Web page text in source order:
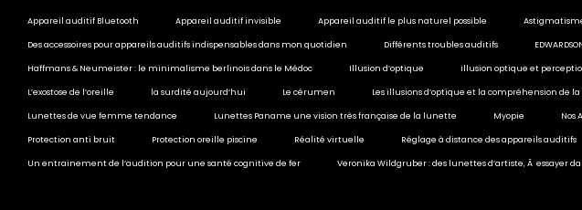
Appareil auditif Bluetooth Appareil auditif invisible Appareil auditif le plus naturel possible
Des accessoires pour appareils auditifs indispensables dans mon quotidien Différents troubles auditifs
Haffmans & Neumeister : le minimalisme berlinois dans le Médoc Illusion d’optique illusion optique et
L’exostose de l’oreille la surdité aujourd’hui Le cérumen Les illusions d’optique et la compréhension de la
Lunettes de vue femme tendance Lunettes Paname une vision très française de la lunette Myopie Nos
Protection anti bruit Protection oreille piscine Réalité virtuelle Réglage à distance des appareils auditifs
Un entrainement de l’audition pour une santé cognitive de fer Veronika Wildgruber : des lunettes d’artiste, Ã essayer